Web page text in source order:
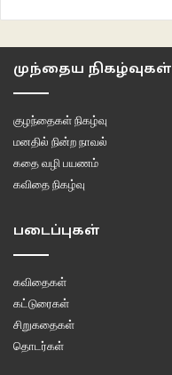
முந்தைய நிகழ்வுகள்
குழந்தைகள் நிகழ்வு
மனதில் நின்ற நாவல்
கதை வழி பயணம்
கவிதை நிகழ்வு
படைப்புகள்
கவிதைகள்
கட்டுரைகள்
சிறுகதைகள்
தொடர்கள்